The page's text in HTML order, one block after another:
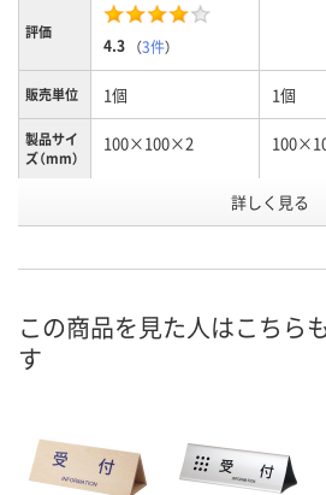
評価
4.3 （3件）
販売単位 1個 1個
製品サイ
ズ（mm）
100×100×2
男
お申込番
在庫 9点 6点
詳しく見る
この商品を見た人はこちら
す